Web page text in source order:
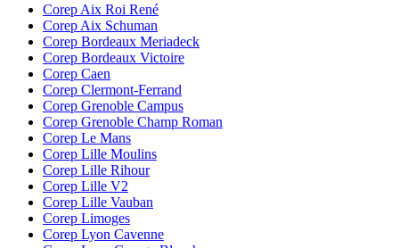
Corep Aix Roi René
Corep Aix Schuman
Corep Bordeaux Meriadeck
Corep Bordeaux Victoire
Corep Caen
Corep Clermont-Ferrand
Corep Grenoble Campus
Corep Grenoble Champ Roman
Corep Le Mans
Corep Lille Moulins
Corep Lille Rihour
Corep Lille V2
Corep Lille Vauban
Corep Limoges
Corep Lyon Cavenne